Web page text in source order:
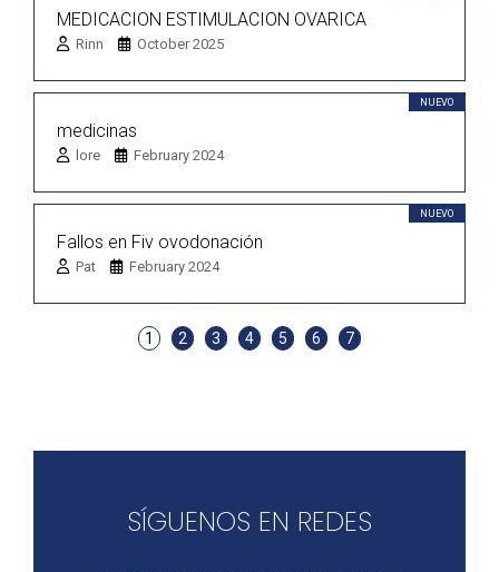
MEDICACION ESTIMULACION OVARICA
Rinn October 2025
NUEVO
medicinas
lore February 2024
NUEVO
Fallos en Fiv ovodonación
Pat February 2024
1 2 3 4 5 6 7
SÍGUENOS EN REDES